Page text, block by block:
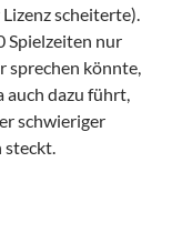
scheiterte).
Spielzeiten nur
sprechen könnte,
auch dazu führt,
schwieriger
steckt.